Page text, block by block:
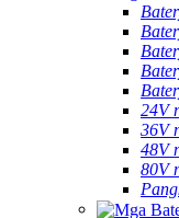
24V
36V
48V
80V